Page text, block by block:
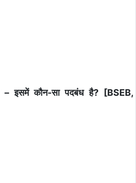
– इसमें कौन-सा पदबंध है? [BSEB,